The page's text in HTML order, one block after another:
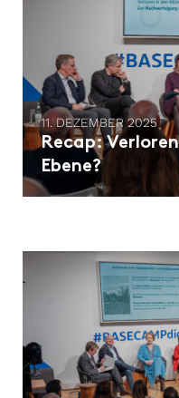
11. DEZEMBER 2025
Recap:
Ebene?